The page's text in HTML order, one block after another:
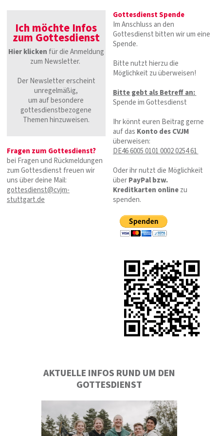
Ich möchte Infos
zum Gottesdienst
Hier klicken für die Anmeldung
zum Newsletter.
Der Newsletter erscheint
unregelmäßig,
um auf besondere
gottesdienstbezogene
Themen hinzuweisen.
Fragen zum Gottesdienst?
bei Fragen und Rückmeldungen
zum Gottesdienst freuen wir
uns über deine Mail:
gottesdienst@cvjm-
stuttgart.de
Gottesdienst Spende
Im Anschluss an den
Gottesdienst bitten wir um eine
Spende.
Bitte nutzt hierzu die
Möglichkeit zu überweisen!
Bitte gebt als Betreff an:
Spende im Gottesdienst
Ihr könnt euren Beitrag gerne
auf das Konto des CVJM
überweisen:
DE466005 0101 0002 025461
Oder ihr nutzt die Möglichkeit
überPayPal bzw.
Kreditkarten onlinezu
spenden.
AKTUELLE INFOS RUND UM DEN
GOTTESDIENST